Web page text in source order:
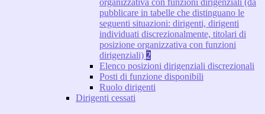
organizzativa con funzioni dirigenziali (da
pubblicare in tabelle che distinguano le
seguenti situazioni: dirigenti, dirigenti
individuati discrezionalmente, titolari di
posizione organizzativa con funzioni
dirigenziali) 2
Elenco posizioni dirigenziali discrezionali
Posti di funzione disponibili
Ruolo dirigenti
Dirigenti cessati